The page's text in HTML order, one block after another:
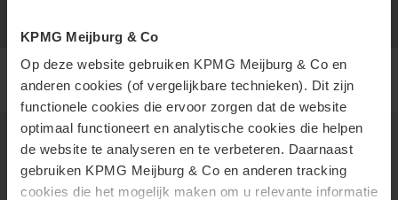
KPMG Meijburg & Co
Op deze website gebruiken KPMG Meijburg & Co en
anderen cookies (of vergelijkbare technieken). Dit zijn
functionele cookies die ervoor zorgen dat de website
optimaal functioneert en analytische cookies die helpen
de website te analyseren en te verbeteren. Daarnaast
gebruiken KPMG Meijburg & Co en anderen tracking
cookies die het mogelijk maken om u relevante informatie
Insights